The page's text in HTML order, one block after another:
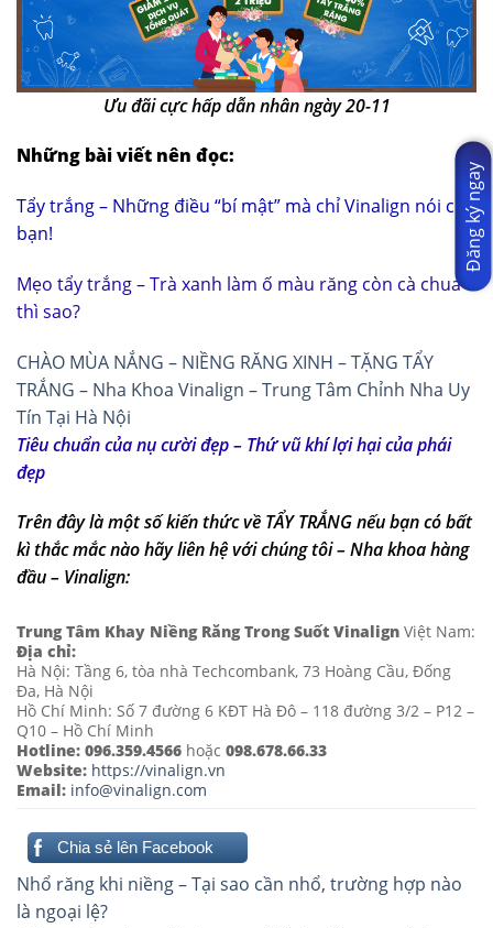
Ưu đãi cực hấp dẫn nhân ngày 20-11
Những bài viết nên đọc:
Tẩy trắng – Những điều “bí mật” mà chỉ Vinalign nói cho
bạn!
Mẹo tẩy trắng – Trà xanh làm ố màu răng còn cà chua
thì sao?
CHÀO MÙA NẮNG – NIỀNG RĂNG XINH – TẶNG TẨY
TRẮNG – Nha Khoa Vinalign – Trung Tâm Chỉnh Nha Uy
Tín Tại Hà Nội
Tiêu chuẩn của nụ cười đẹp – Thứ vũ khí lợi hại của phái
đẹp
Trên đây là một số kiến thức về TẨY TRẮNG nếu bạn có bất
kì thắc mắc nào hãy liên hệ với chúng tôi – Nha khoa hàng
đầu – Vinalign:
Trung Tâm Khay Niềng Răng Trong Suốt Vinalign Việt Nam:
Địa chỉ:
Hà Nội: Tầng 6, tòa nhà Techcombank, 73 Hoàng Cầu, Đống
Đa, Hà Nội
Hồ Chí Minh: Số 7 đường 6 KĐT Hà Đô – 118 đường 3/2 – P12 –
Q10 – Hồ Chí Minh
Hotline: 096.359.4566 hoặc 098.678.66.33
Website: https://vinalign.vn
Email: info@vinalign.com
Chia sẻ lên Facebook
Điều
hướng
Nhổ răng khi niềng – Tại sao cần nhổ, trường hợp nào
là ngoại lệ?
Đăng ký ngay